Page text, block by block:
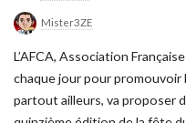
Mister3ZE
L’AFCA, Association
chaque jour pour promouvoir
partout ailleurs, va proposer